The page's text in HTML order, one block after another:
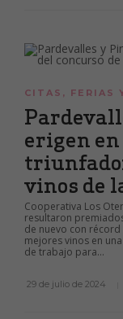
CITAS , FERIAS
erigen
vinos de
Cooperativa Los
resultaron
de nuevo con
mejores vinos en
de trabajo para...
29 de julio de 2024